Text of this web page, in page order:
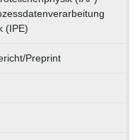
(IPE)
Preprint